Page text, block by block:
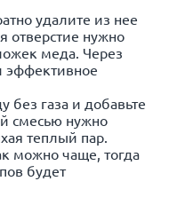
удалите из нее
отверстие нужно
меда. Через
эффективное
без газа и добавьте
смесью нужно
теплый пар.
можно чаще, тогда
будет